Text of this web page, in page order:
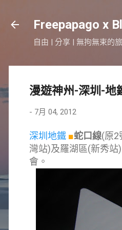
Freepapago x
自由 | 分享 | 無拘無束的
漫遊神州-深圳-地
- 7月 04, 2012
深圳地鐵 ■蛇口線(原2
灣站)及羅湖區(新秀
會。